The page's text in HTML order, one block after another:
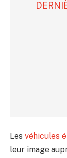
Les véhicules
leur image